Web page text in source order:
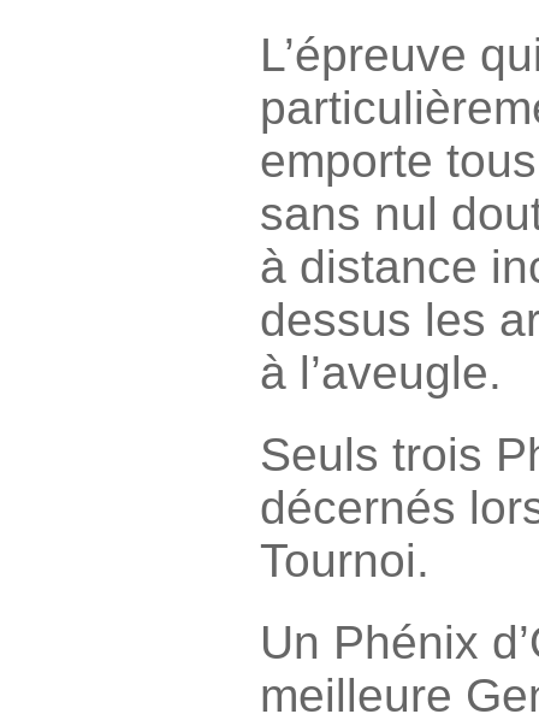
L’épreuve
emporte
sans nul
à distance
dessus les
à l’aveugle.
Seuls trois
décernés
Tournoi.
Un Phénix
meilleure